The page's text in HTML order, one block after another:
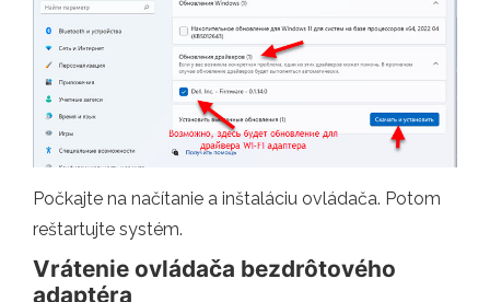
Počkajte na načítanie a inštaláciu ovládača. Potom
reštartujte systém.
Vrátenie ovládača bezdrôtového
adaptéra